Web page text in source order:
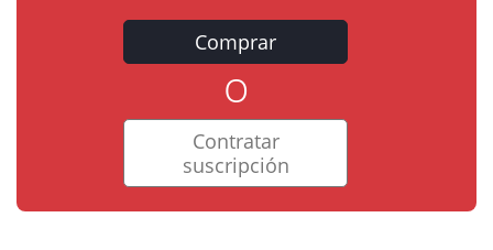
Comprar
o
Contratar
suscripción